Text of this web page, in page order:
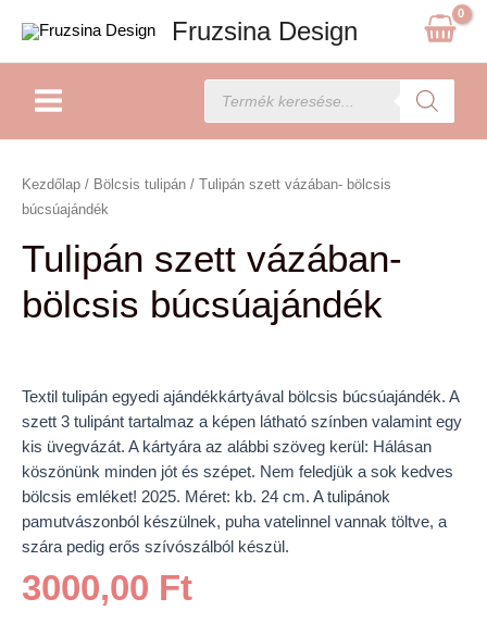
content
Fruzsina Design
Products
search
Kezdőlap / Bölcsis tulipán / Tulipán szett vázában- bölcsis
búcsúajándék
Tulipán szett vázában-
bölcsis búcsúajándék
Textil tulipán egyedi ajándékkártyával bölcsis búcsúajándék. A
szett 3 tulipánt tartalmaz a képen látható színben valamint egy
kis üvegvázát. A kártyára az alábbi szöveg kerül: Hálásan
köszönünk minden jót és szépet. Nem feledjük a sok kedves
bölcsis emléket! 2025. Méret: kb. 24 cm. A tulipánok
pamutvászonból készülnek, puha vatelinnel vannak töltve, a
szára pedig erős szívószálból készül.
3000,00 Ft
szett
vázában-
búcsúajándék
mennyiség